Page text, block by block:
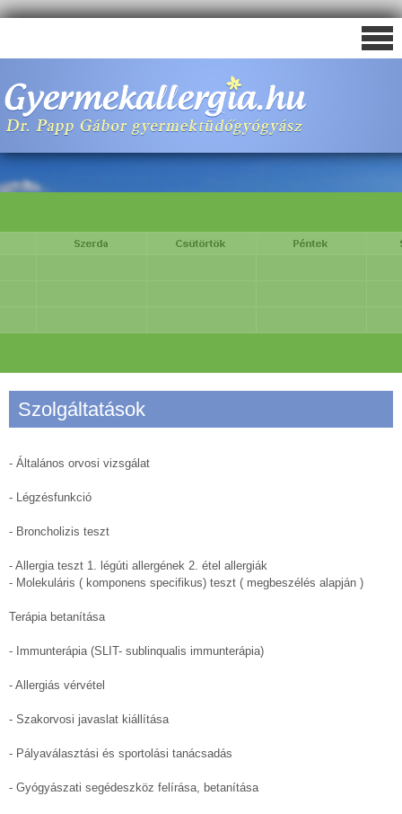
Szolgáltatások
- Általános orvosi vizsgálat
- Légzésfunkció
- Broncholizis teszt
- Allergia teszt 1. légúti allergének 2. étel allergiák
- Molekuláris ( komponens specifikus) teszt ( megbeszélés alapján )
Terápia betanítása
- Immunterápia (SLIT- sublinqualis immunterápia)
- Allergiás vérvétel
- Szakorvosi javaslat kiállítása
- Pályaválasztási és sportolási tanácsadás
- Gyógyászati segédeszköz felírása, betanítása